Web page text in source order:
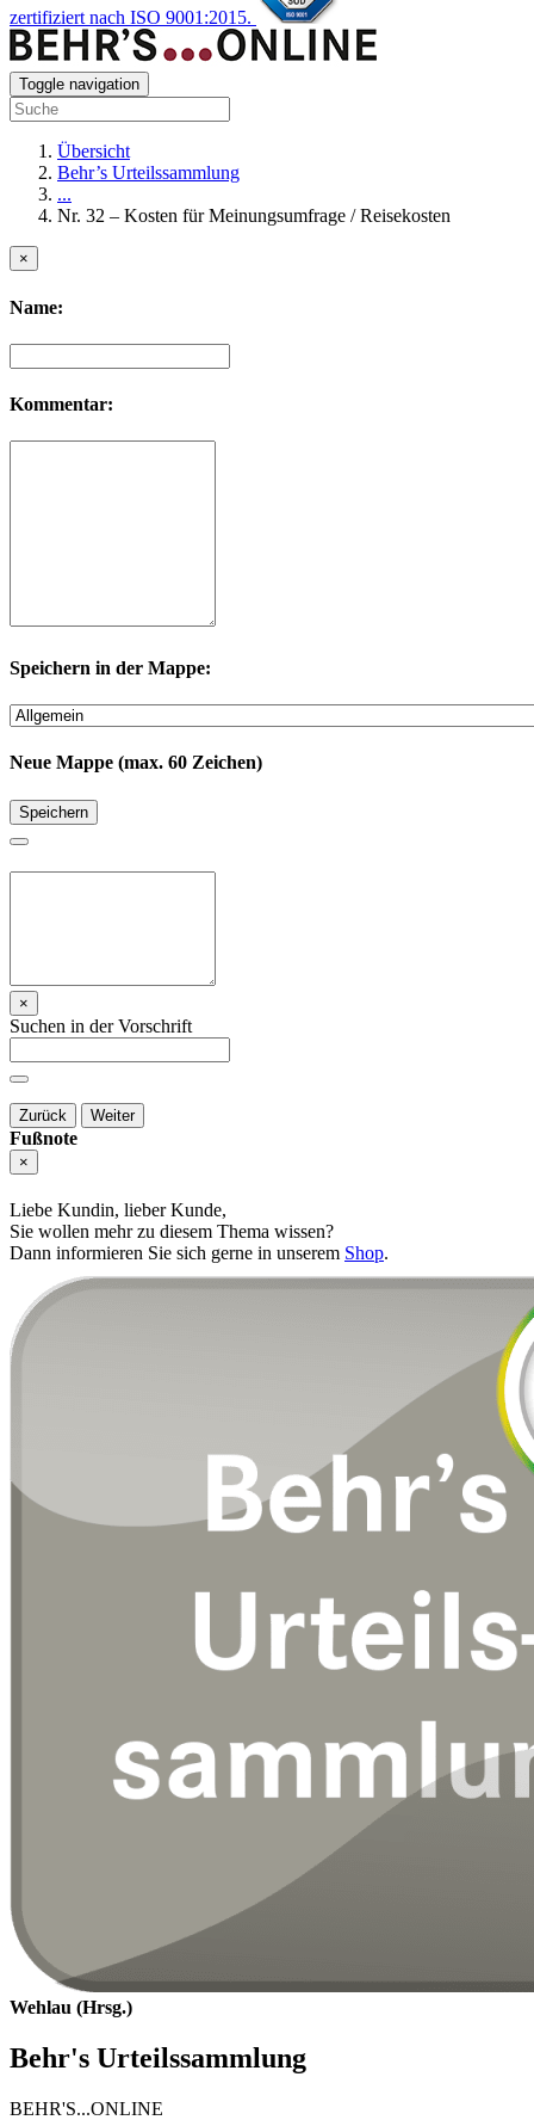
zertifiziert nach ISO 9001:2015.
Toggle navigation
Übersicht
Behr’s Urteilssammlung
...
Nr. 32 – Kosten für Meinungsumfrage / Reisekosten
×
Name:
Kommentar:
Speichern in der Mappe:
Neue Mappe (max. 60 Zeichen)
Speichern
×
Suchen in der Vorschrift
Zurück Weiter
Fußnote
×
Liebe Kundin, lieber Kunde,
Sie wollen mehr zu diesem Thema wissen?
Dann informieren Sie sich gerne in unserem Shop.
Wehlau (Hrsg.)
Behr's Urteilssammlung
BEHR'S...ONLINE